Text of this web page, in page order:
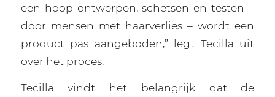
een hoop ontwerpen, schetsen en testen –
door mensen met haarverlies – wordt een
product pas aangeboden,” legt Tecilla uit
over het proces.
Tecilla vindt het belangrijk dat de